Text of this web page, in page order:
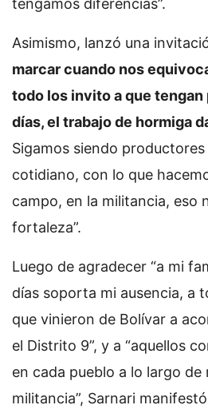
tengamos diferencias”.
Asimismo, lanzó una
marcar cuando nos
todo los invito a que
días, el trabajo de hormiga
Sigamos siendo
cotidiano, con lo que
campo, en la militancia, eso
fortaleza”.
Luego de agradecer “a mi
días soporta mi ausencia, a
que vinieron de Bolívar a
el Distrito 9”, y a “aquellos
en cada pueblo a lo largo de
militancia”, Sarnari